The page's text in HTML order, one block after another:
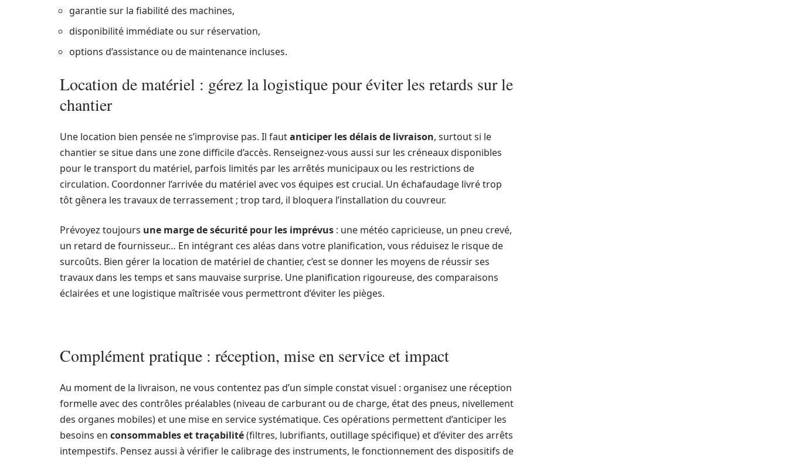
garantie sur la fiabilité des machines,
disponibilité immédiate ou sur réservation,
options d’assistance ou de maintenance incluses.
Location de matériel : gérez la logistique pour éviter les retards sur le
chantier
Une location bien pensée ne s’improvise pas. Il fautanticiper les délais de livraison, surtout si le
chantier se situe dans une zone difficile d’accès. Renseignez-vous aussi sur les créneaux disponibles
pour le transport du matériel, parfois limités par les arrêtés municipaux ou les restrictions de
circulation. Coordonner l’arrivée du matériel avec vos équipes est crucial. Un échafaudage livré trop
tôt gênera les travaux de terrassement ; trop tard, il bloquera l’installation du couvreur.
Prévoyez toujours une marge de sécurité pour les imprévus : une météo capricieuse, un pneu crevé,
un retard de fournisseur… En intégrant ces aléas dans votre planification, vous réduisez le risque de
surcoûts. Bien gérer la location de matériel de chantier, c’est se donner les moyens de réussir ses
travaux dans les temps et sans mauvaise surprise. Une planification rigoureuse, des comparaisons
éclairées et une logistique maîtrisée vous permettront d’éviter les pièges.
Complément pratique : réception, mise en service et impact
Au moment de la livraison, ne vous contentez pas d’un simple constat visuel : organisez une réception
formelle avec des contrôles préalables (niveau de carburant ou de charge, état des pneus, nivellement
des organes mobiles) et une mise en service systématique. Ces opérations permettent d’anticiper les
besoins en consommables et traçabilité(filtres, lubrifiants, outillage spécifique) et d’éviter des arrêts
intempestifs. Pensez aussi à vérifier le calibrage des instruments, le fonctionnement des dispositifs de